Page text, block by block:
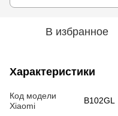
В избранное
Характеристики
Код модели
Xiaomi
B102GL